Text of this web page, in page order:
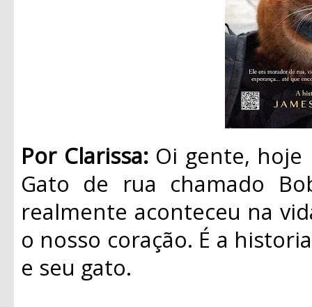
Por Clarissa: Oi gente, hoje
Gato de rua chamado
realmente aconteceu na
o nosso coração. É a
e seu gato.